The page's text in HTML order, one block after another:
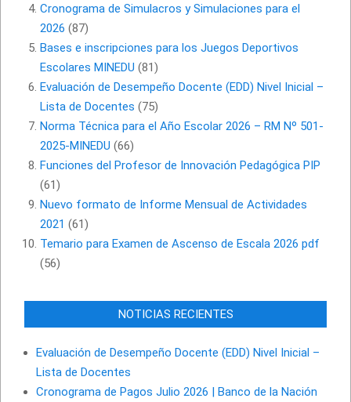
Cronograma de Simulacros y Simulaciones para el
2026 (87)
Bases e inscripciones para los Juegos Deportivos
Escolares MINEDU (81)
Evaluación de Desempeño Docente (EDD) Nivel Inicial –
Lista de Docentes (75)
Norma Técnica para el Año Escolar 2026 – RM Nº 501-
2025-MINEDU (66)
Funciones del Profesor de Innovación Pedagógica PIP
(61)
Nuevo formato de Informe Mensual de Actividades
2021 (61)
Temario para Examen de Ascenso de Escala 2026 pdf
(56)
NOTICIAS RECIENTES
Evaluación de Desempeño Docente (EDD) Nivel Inicial –
Lista de Docentes
Cronograma de Pagos Julio 2026 | Banco de la Nación